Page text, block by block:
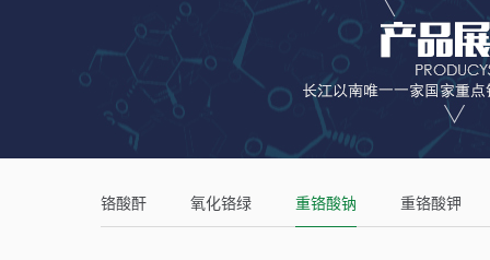
铬酸酐 氧化铬绿 重铬酸钠 重铬酸钾